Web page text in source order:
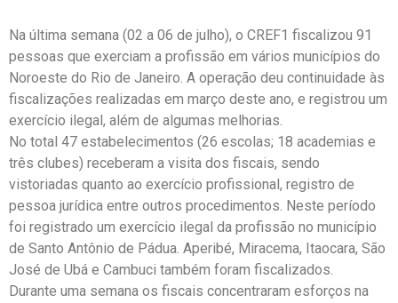
Na última semana (02 a 06 de julho), o CREF1 fiscalizou 91
pessoas que exerciam a profissão em vários municípios do
Noroeste do Rio de Janeiro. A operação deu continuidade às
fiscalizações realizadas em março deste ano, e registrou um
exercício ilegal, além de algumas melhorias.
No total 47 estabelecimentos (26 escolas; 18 academias e
três clubes) receberam a visita dos fiscais, sendo
vistoriadas quanto ao exercício profissional, registro de
pessoa jurídica entre outros procedimentos. Neste período
foi registrado um exercício ilegal da profissão no município
de Santo Antônio de Pádua. Aperibé, Miracema, Itaocara, São
José de Ubá e Cambuci também foram fiscalizados.
Durante uma semana os fiscais concentraram esforços na